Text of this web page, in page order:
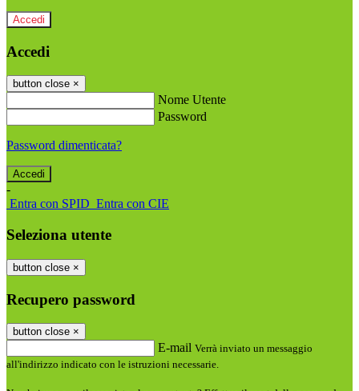
Accedi
Accedi
button close ×
Nome Utente
Password
Password dimenticata?
-
Entra con SPID Entra con CIE
Seleziona utente
button close ×
Recupero password
button close ×
E-mail Verrà inviato un messaggio
all'indirizzo indicato con le istruzioni necessarie.